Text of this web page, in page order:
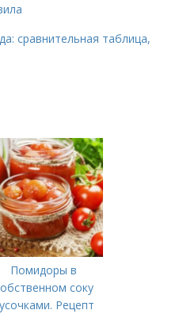
сравнительная таблица,
Помидоры в
соку
Рецепт